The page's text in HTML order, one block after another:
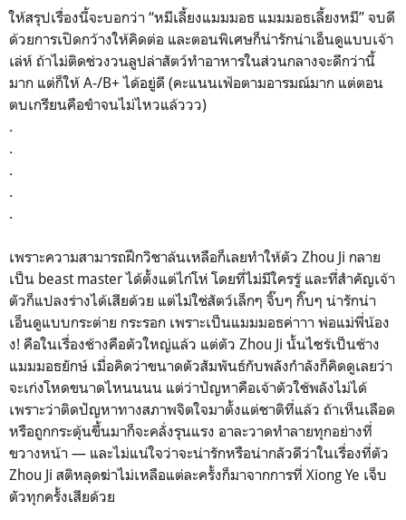
ให้สรุปเรื่องนี้จะบอกว่า “หมีเลี้ยงแมมมอธ แมมมอธเลี้ยงหมี” จบดี
ด้วยการเปิดกว้างให้คิดต่อ และตอนพิเศษก็น่ารักน่าเอ็นดูแบบเจ้า
เล่ห์ ถ้าไม่ติดช่วงวนลูปล่าสัตว์ทำอาหารในส่วนกลางจะดีกว่านี้
มาก แต่ก็ให้ A-/B+ ได้อยู่ดี (คะแนนเฟ้อตามอารมณ์มาก แต่ตอน
ตบเกรียนคือขำจนไม่ไหวแล้ววว)
.
.
.
.
.
เพราะความสามารถฝึกวิชาล้นเหลือก็เลยทำให้ตัว Zhou Ji กลาย
เป็น beast master ได้ตั้งแต่ไก่โห่ โดยที่ไม่มีใครรู้ และที่สำคัญเจ้า
ตัวก็แปลงร่างได้เสียด้วย แต่ไม่ใช่สัตว์เล็กๆ จิ๊บๆ กิ๊บๆ น่ารักน่า
เอ็นดูแบบกระต่าย กระรอก เพราะเป็นแมมมอธค่าาา พ่อแม่พี่น้อง
ง! คือในเรื่องช้างคือตัวใหญ่แล้ว แต่ตัว Zhou Ji นั้นไซร้เป็นช้าง
แมมมอธยักษ์ เมื่อคิดว่าขนาดตัวสัมพันธ์กับพลังกำลังก็คิดดูเลยว่า
จะเก่งโหดขนาดไหนนนน แต่ว่าปัญหาคือเจ้าตัวใช้พลังไม่ได้
เพราะว่าติดปัญหาทางสภาพจิตใจมาตั้งแต่ชาติที่แล้ว ถ้าเห็นเลือด
หรือถูกกระตุ้นขึ้นมาก็จะคลั่งรุนแรง อาละวาดทำลายทุกอย่างที่
ขวางหน้า — และไม่แน่ใจว่าจะน่ารักหรือน่ากลัวดีว่าในเรื่องที่ตัว
Zhou Ji สติหลุดฆ่าไม่เหลือแต่ละครั้งก็มาจากการที่ Xiong Ye เจ็บ
ตัวทุกครั้งเสียด้วย